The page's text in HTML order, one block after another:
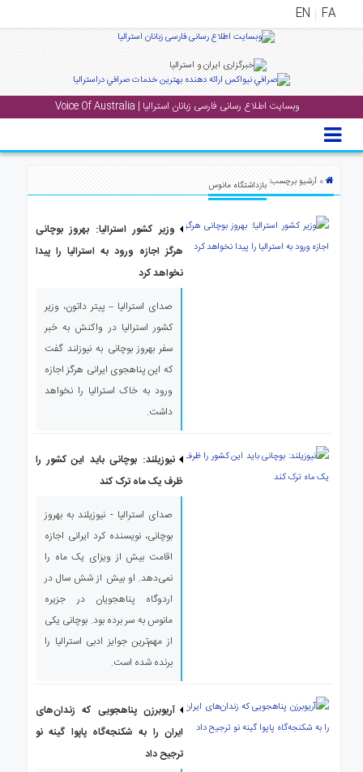
FA
EN
وبسایت اطلاع رسانی فارسی زبانان استرالیا | Voice Of Australia
منوی
اصلی
جشن
ارتباط
» آرشیو برچسب:بازداشتگاه مانوس
وزیر کشور استرالیا: بهروز بوچانی
هرگز اجازه ورود به استرالیا را پیدا
نخواهد کرد
صدای استرالیا – پیتر داتون، وزیر
کشور استرالیا در واکنش به خبر
سفر بهروز بوچانی به نیوزلند گفت
که این پناهجوی ایرانی هرگز اجازه
ورود به خاک استرالیا را نخواهد
داشت.
نیوزیلند: بوچانی باید این کشور را
ظرف یک ماه ترک کند
صدای استرالیا - نیوزیلند به بهروز
بوچانی، نویسنده کرد ایرانی اجازه
اقامت بیش از ویزای یک ماه را
نمی‌دهد. او بیش از شش سال در
اردوگاه پناهجویان در جزیره
مانوس به سر برده بود. بوچانی یکی
از مهم‌ترین جوایز ادبی استرالیا را
برنده شده است.
آریوبرزن پناهجویی که زندان‌های
ایران را به شکنجه‌گاه پاپوا گینه نو
ترجیح داد